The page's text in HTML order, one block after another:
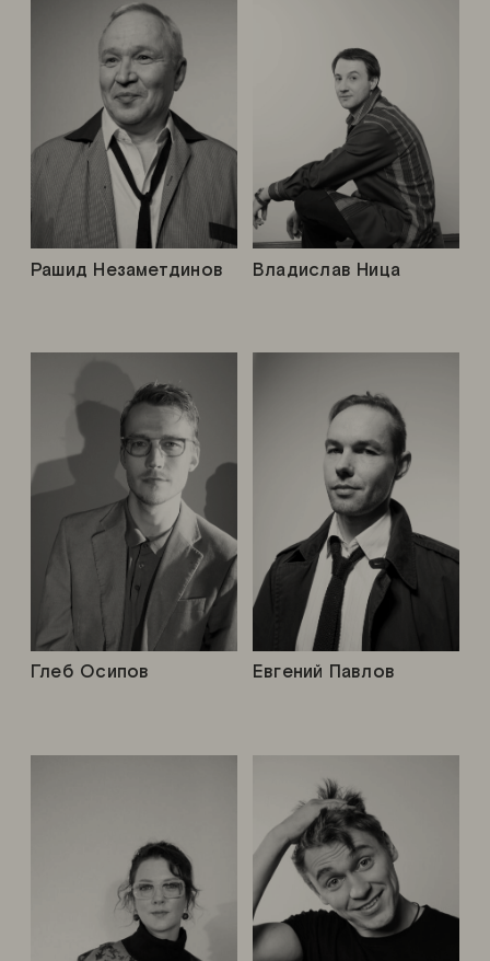
Глеб Осипов
Рашид Незаметдинов
Евгений Павлов
Владислав Ница